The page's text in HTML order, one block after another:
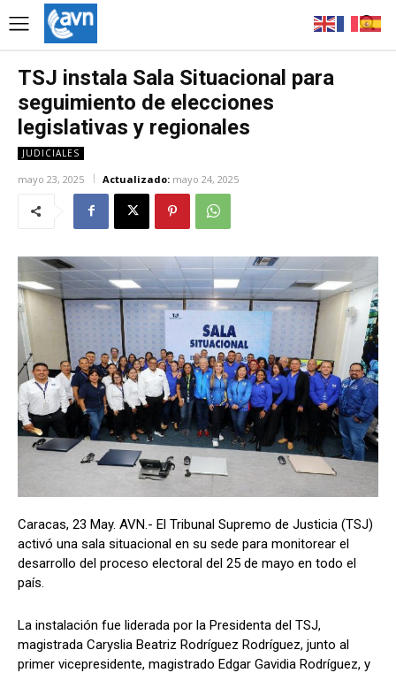
TSJ instala Sala Situacional para
seguimiento de elecciones
legislativas y regionales
JUDICIALES
mayo 23, 2025 Actualizado: mayo 24, 2025
Caracas, 23 May. AVN.- El Tribunal Supremo de Justicia (TSJ)
activó una sala situacional en su sede para monitorear el
desarrollo del proceso electoral del 25 de mayo en todo el
país.
La instalación fue liderada por la Presidenta del TSJ,
magistrada Caryslia Beatriz Rodríguez Rodríguez, junto al
primer vicepresidente, magistrado Edgar Gavidia Rodríguez, y